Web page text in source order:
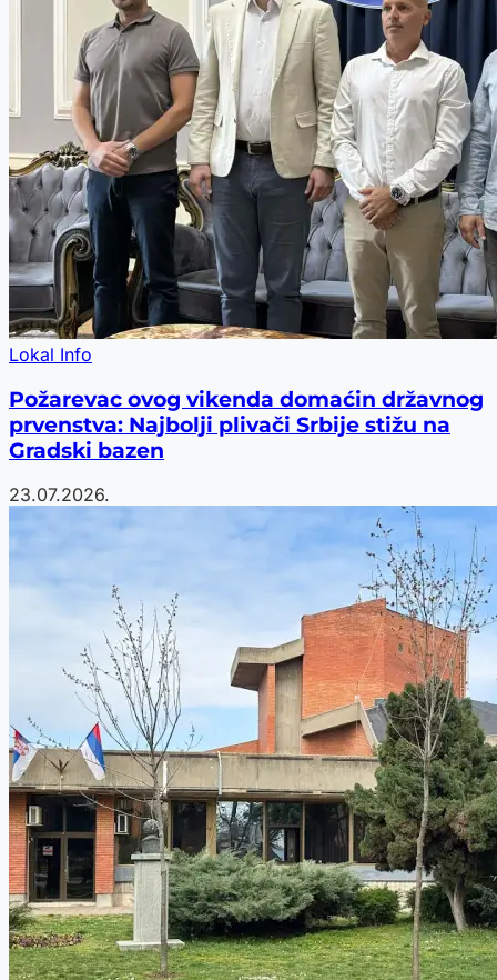
Lokal Info
Požarevac ovog vikenda domaćin državnog
prvenstva: Najbolji plivači Srbije stižu na
Gradski bazen
23.07.2026.